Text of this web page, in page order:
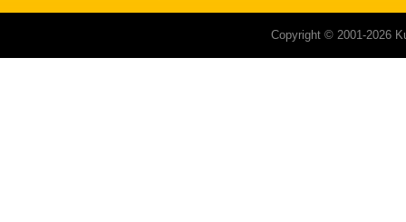
Copyright © 2001-2026